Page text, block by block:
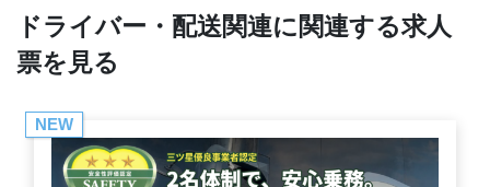
ドライバー・配送関連に関連する求人
票を見る
NEW